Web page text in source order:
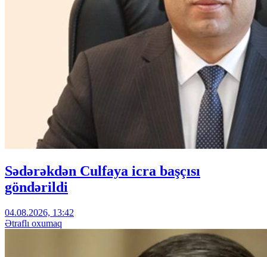
Sədərəkdən Culfaya icra başçısı
göndərildi
04.08.2026, 13:42
Ətraflı oxumaq